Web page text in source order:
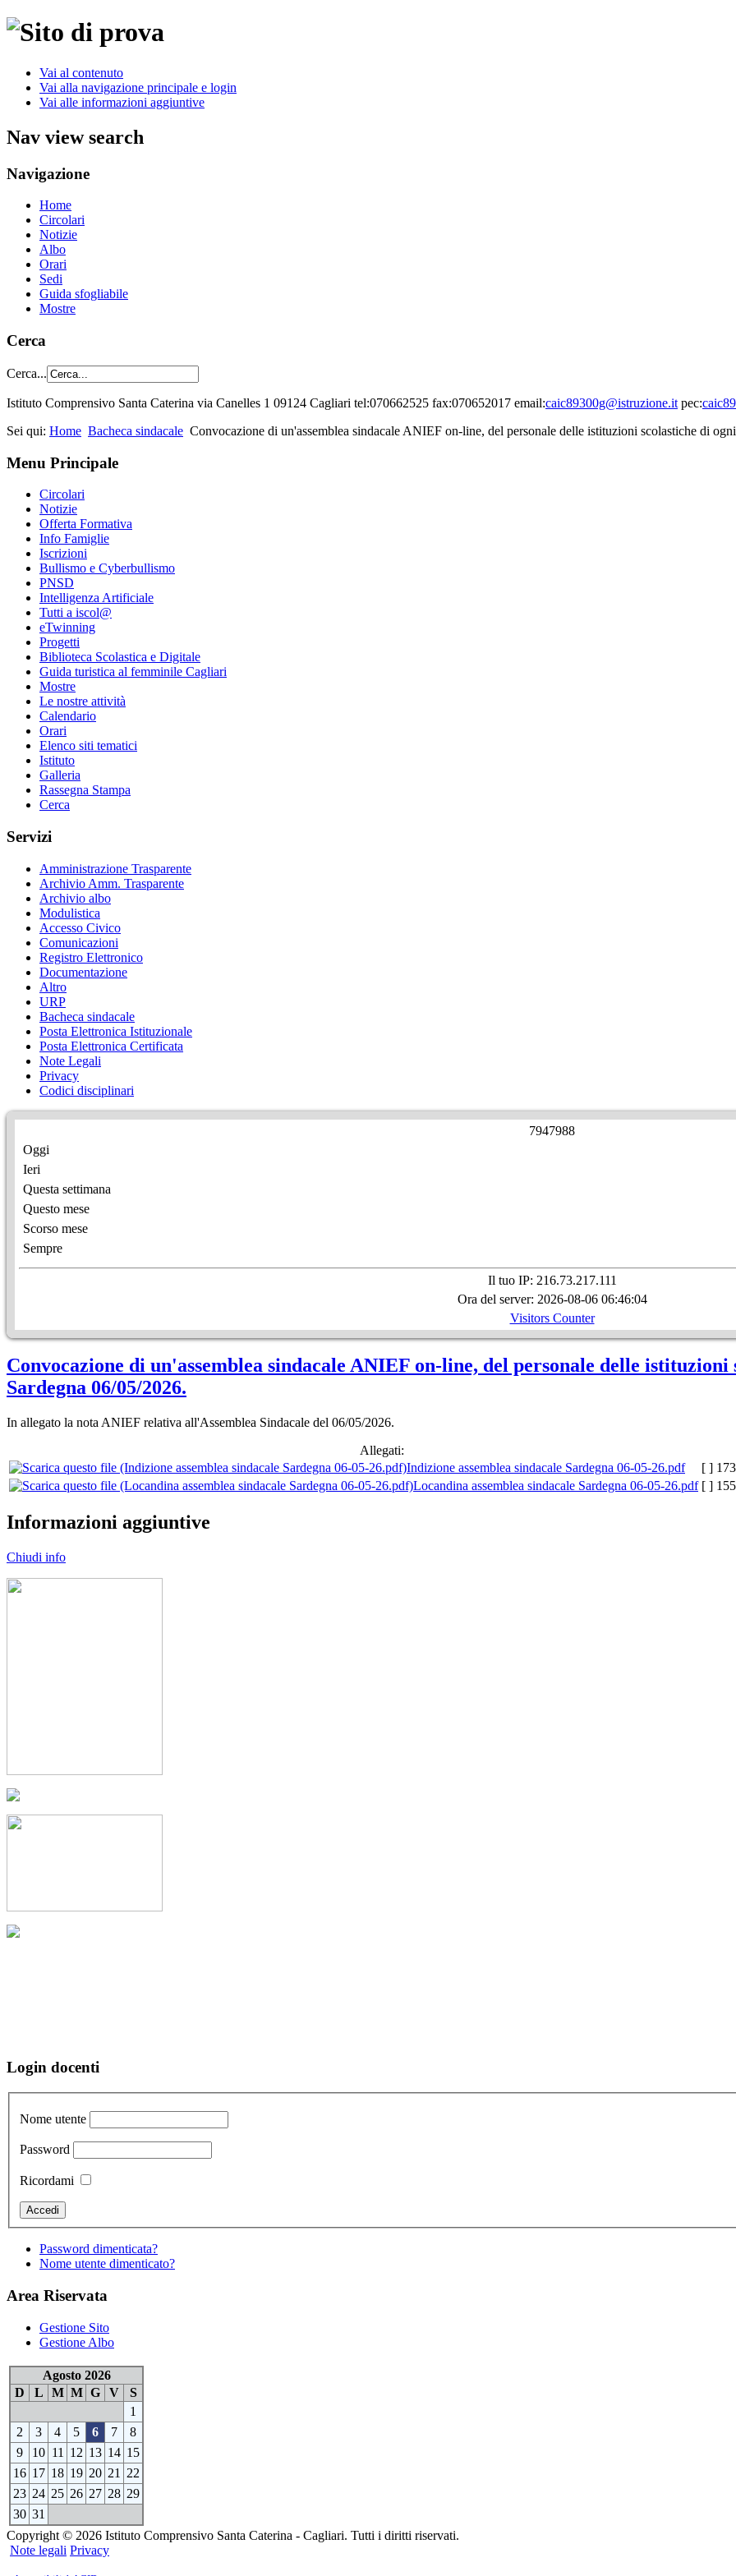
Vai al contenuto
Vai alla navigazione principale e login
Vai alle informazioni aggiuntive
Nav view search
Navigazione
Home
Circolari
Notizie
Albo
Orari
Sedi
Guida sfogliabile
Mostre
Cerca
Cerca...
Istituto Comprensivo Santa Caterina via Canelles 1 09124 Cagliari tel:070662525 fax:070652017 email:caic89300g@istruzione.it pec:
Sei qui: Home Bacheca sindacale Convocazione di un'assemblea sindacale ANIEF on-line, del personale delle istituzioni scolastiche di
Menu Principale
Circolari
Notizie
Offerta Formativa
Info Famiglie
Iscrizioni
Bullismo e Cyberbullismo
PNSD
Intelligenza Artificiale
Tutti a iscol@
eTwinning
Progetti
Biblioteca Scolastica e Digitale
Guida turistica al femminile Cagliari
Mostre
Le nostre attività
Calendario
Orari
Elenco siti tematici
Istituto
Galleria
Rassegna Stampa
Cerca
Servizi
Amministrazione Trasparente
Archivio Amm. Trasparente
Archivio albo
Modulistica
Accesso Civico
Comunicazioni
Registro Elettronico
Documentazione
Altro
URP
Bacheca sindacale
Posta Elettronica Istituzionale
Posta Elettronica Certificata
Note Legali
Privacy
Codici disciplinari
7947988
Oggi
Ieri
Questa settimana
Questo mese
Scorso mese
Sempre
Il tuo IP: 216.73.217.111
Ora del server: 2026-08-06 06:46:04
Visitors Counter
Convocazione di un'assemblea sindacale ANIEF on-line, del personale delle
Sardegna 06/05/2026.
In allegato la nota ANIEF relativa all'Assemblea Sindacale del 06/05/2026.
Allegati:
Indizione assemblea sindacale Sardegna 06-05-26.pdf
[ ]
Locandina assemblea sindacale Sardegna 06-05-26.pdf [ ]
Informazioni aggiuntive
Chiudi info
Login docenti
Nome utente
Password
Ricordami
Password dimenticata?
Nome utente dimenticato?
Area Riservata
Gestione Sito
Gestione Albo
Agosto 2026
D
L M M G V
S
1
2
3 4 5 6 7
8
9
10 11 12 13 14 15
16 17 18 19 20 21
22
23 24 25 26 27 28 29
30 31
Copyright © 2026 Istituto Comprensivo Santa Caterina - Cagliari. Tutti i diritti riservati.
Note legali Privacy